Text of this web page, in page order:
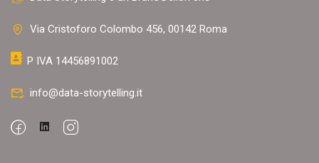
Via Cristoforo Colombo 456, 00142 Roma
P IVA 14456891002
info@data-storytelling.it